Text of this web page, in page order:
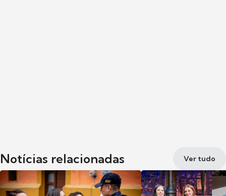
Notícias relacionadas Ver tudo